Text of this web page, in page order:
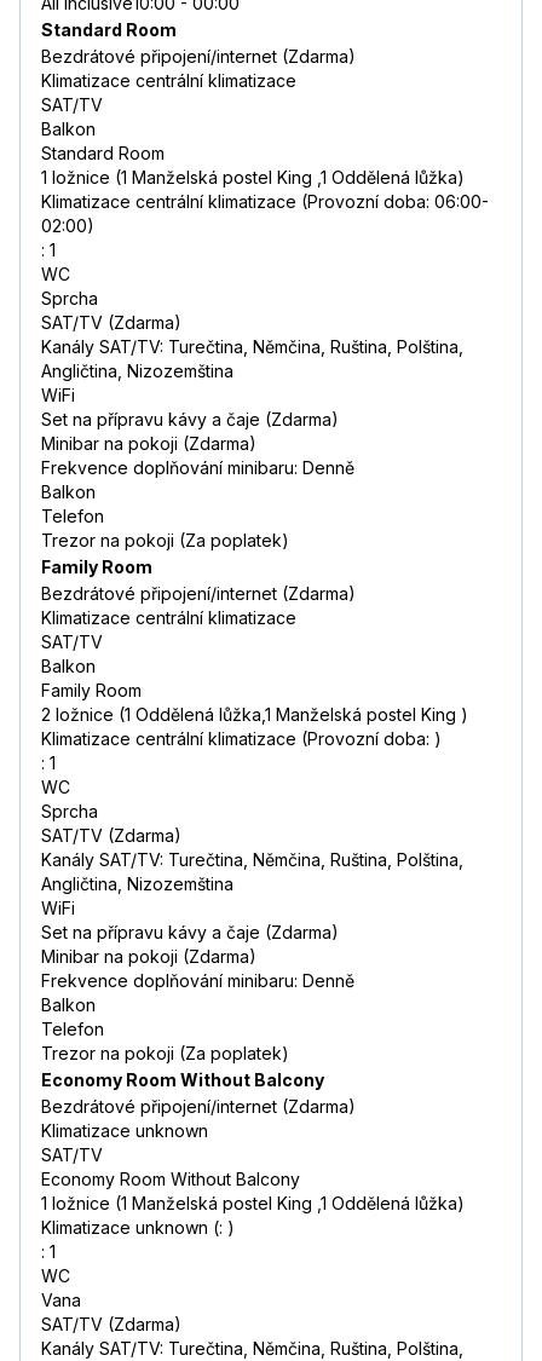
Standard Room
Bezdrátové připojení/internet (Zdarma)
Klimatizace centrální klimatizace
SAT/TV
Balkon
Standard Room
1 ložnice (1 Manželská postel King ,1 Oddělená lůžka)
Klimatizace centrální klimatizace (Provozní doba: 06:00-
02:00)
: 1
WC
Sprcha
SAT/TV (Zdarma)
Kanály SAT/TV: Turečtina, Němčina, Ruština, Polština,
Angličtina, Nizozemština
WiFi
Set na přípravu kávy a čaje (Zdarma)
Minibar na pokoji (Zdarma)
Frekvence doplňování minibaru: Denně
Balkon
Telefon
Trezor na pokoji (Za poplatek)
Family Room
Bezdrátové připojení/internet (Zdarma)
Klimatizace centrální klimatizace
SAT/TV
Balkon
Family Room
2 ložnice (1 Oddělená lůžka,1 Manželská postel King )
Klimatizace centrální klimatizace (Provozní doba: )
: 1
WC
Sprcha
SAT/TV (Zdarma)
Kanály SAT/TV: Turečtina, Němčina, Ruština, Polština,
Angličtina, Nizozemština
WiFi
Set na přípravu kávy a čaje (Zdarma)
Minibar na pokoji (Zdarma)
Frekvence doplňování minibaru: Denně
Balkon
Telefon
Trezor na pokoji (Za poplatek)
Economy Room Without Balcony
Bezdrátové připojení/internet (Zdarma)
Klimatizace unknown
SAT/TV
Economy Room Without Balcony
1 ložnice (1 Manželská postel King ,1 Oddělená lůžka)
Klimatizace unknown (: )
: 1
WC
Vana
SAT/TV (Zdarma)
Kanály SAT/TV: Turečtina, Němčina, Ruština, Polština,